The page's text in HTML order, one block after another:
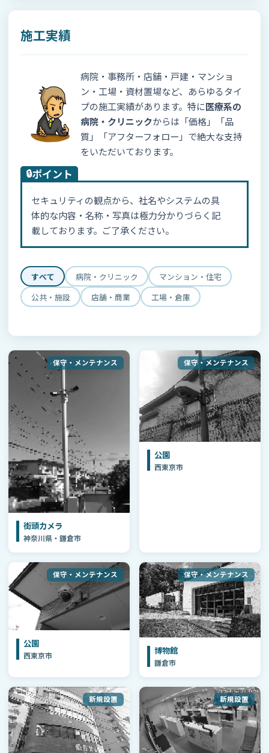
施工実績
病院・事務所・店舗・戸建・マンショ
ン・工場・資材置場など、あらゆるタイ
プの施工実績があります。特に医療系の
病院・クリニックからは「価格」「品
質」「アフターフォロー」で絶大な支持
をいただいております。
🔒ポイント
セキュリティの観点から、社名やシステムの具
体的な内容・名称・写真は極力分かりづらく記
載しております。ご了承ください。
すべて 病院・クリニック
マンション・住宅
公共・施設
店舗・商業 工場・倉庫
保守・メンテナンス
街頭カメラ
神奈川県・鎌倉市
保守・メンテナンス
公園
西東京市
保守・メンテナンス
公園
西東京市
保守・メンテナンス
博物館
鎌倉市
新規設置 新規設置